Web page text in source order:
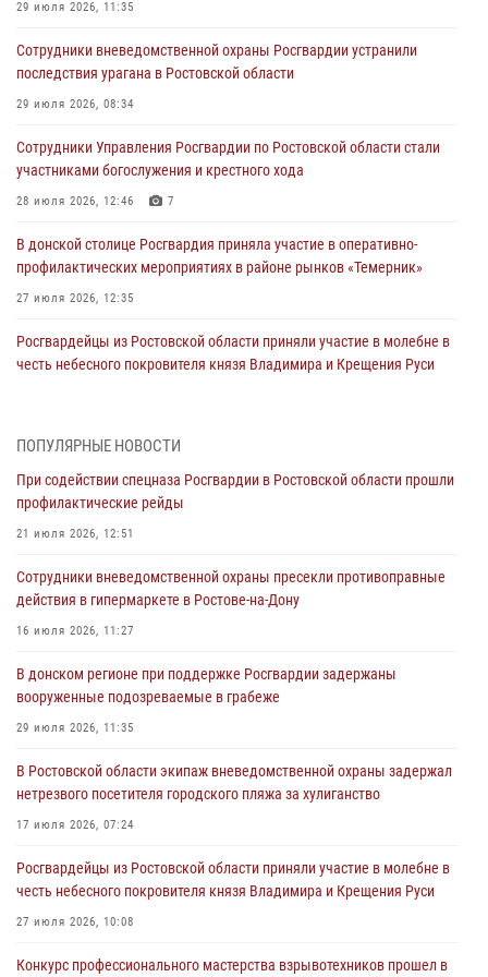
29 июля 2026, 11:35
Сотрудники вневедомственной охраны Росгвардии устранили
последствия урагана в Ростовской области
29 июля 2026, 08:34
Сотрудники Управления Росгвардии по Ростовской области стали
участниками богослужения и крестного хода
28 июля 2026, 12:46 7
В донской столице Росгвардия приняла участие в оперативно-
профилактических мероприятиях в районе рынков «Темерник»
27 июля 2026, 12:35
Росгвардейцы из Ростовской области приняли участие в молебне в
честь небесного покровителя князя Владимира и Крещения Руси
При содействии спецназа Росгвардии в Ростовской области прошли
21 июля 2026, 12:51
В Ростовской области экипаж вневедомственной охраны задержал
17 июля 2026, 07:24
Сотрудники вневедомственной охраны пресекли противоправные
16 июля 2026, 11:27
Конкурс профессионального мастерства взрывотехников прошел в
ПОПУЛЯРНЫЕ НОВОСТИ
При содействии спецназа Росгвардии в Ростовской области прошли
профилактические рейды
21 июля 2026, 12:51
Сотрудники вневедомственной охраны пресекли противоправные
действия в гипермаркете в Ростове-на-Дону
16 июля 2026, 11:27
В донском регионе при поддержке Росгвардии задержаны
вооруженные подозреваемые в грабеже
29 июля 2026, 11:35
В Ростовской области экипаж вневедомственной охраны задержал
нетрезвого посетителя городского пляжа за хулиганство
17 июля 2026, 07:24
Росгвардейцы из Ростовской области приняли участие в молебне в
честь небесного покровителя князя Владимира и Крещения Руси
27 июля 2026, 10:08
Конкурс профессионального мастерства взрывотехников прошел в